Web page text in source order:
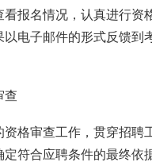
看报名情况，认真进行资
以电子邮件的形式反馈到
查
资格审查工作，贯穿招聘
定符合应聘条件的最终依